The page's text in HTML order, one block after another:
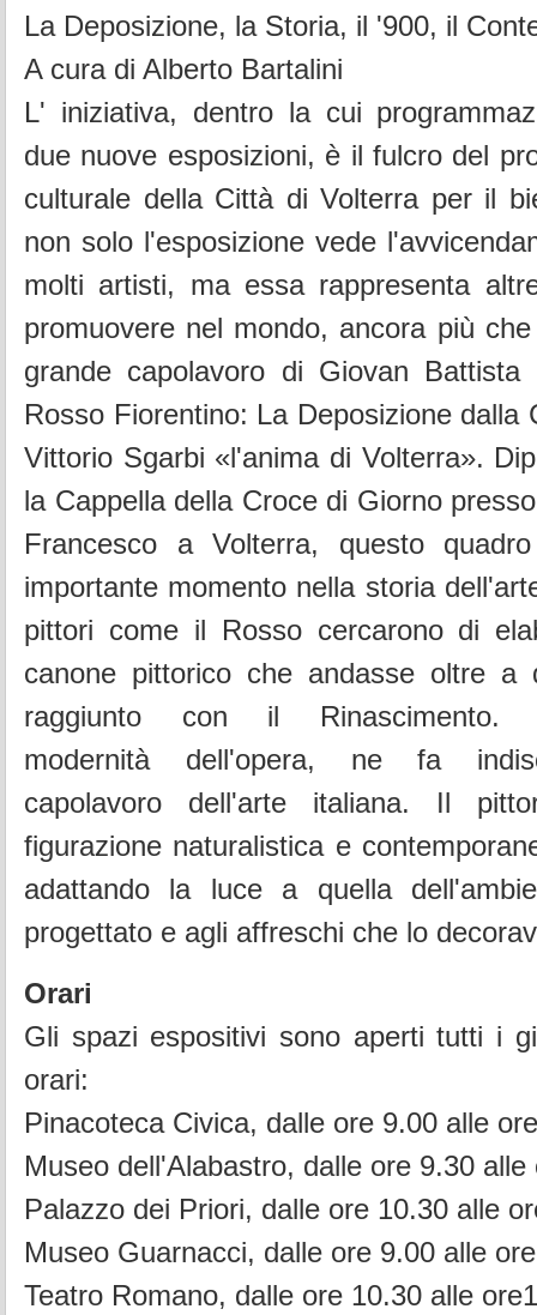
La Deposizione, la Storia, il '900, il
A cura di Alberto Bartalini
L' iniziativa, dentro la cui
due nuove esposizioni, è il fulcro del
culturale della Città di Volterra per il
non solo l'esposizione vede
molti artisti, ma essa rappresenta
promuovere nel mondo, ancora più
grande capolavoro di Giovan
Rosso Fiorentino: La Deposizione dalla
Vittorio Sgarbi «l'anima di Volterra».
la Cappella della Croce di Giorno
Francesco a Volterra, questo
importante momento nella storia
pittori come il Rosso cercarono di
canone pittorico che andasse oltre a
raggiunto con il Rinascimento.
modernità dell'opera, ne fa
capolavoro dell'arte italiana. Il
figurazione naturalistica e
adattando la luce a quella
progettato e agli affreschi che lo
Orari
Gli spazi espositivi sono aperti tutti i
orari:
Pinacoteca Civica, dalle ore 9.00 alle
Museo dell'Alabastro, dalle ore 9.30 alle
Palazzo dei Priori, dalle ore 10.30 alle
Museo Guarnacci, dalle ore 9.00 alle
Teatro Romano, dalle ore 10.30 alle